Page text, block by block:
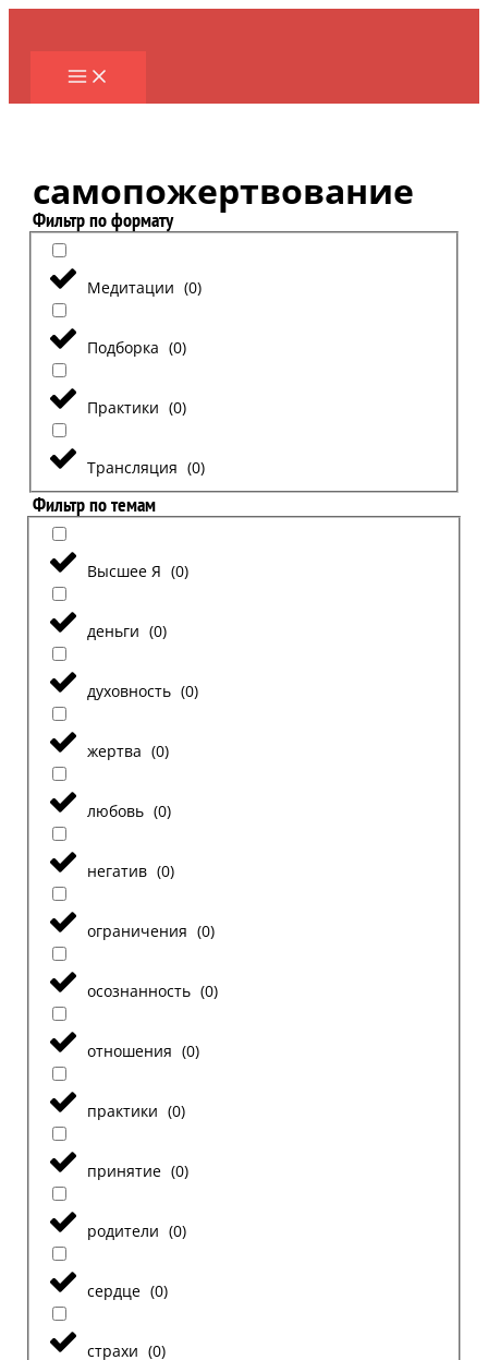
Перейти
содержимому
самопожертвование
Фильтр по формату
Медитации (0)
Подборка (0)
Практики (0)
Трансляция (0)
Фильтр по темам
Высшее Я (0)
деньги (0)
духовность (0)
жертва (0)
любовь (0)
негатив (0)
ограничения (0)
осознанность (0)
отношения (0)
практики (0)
принятие (0)
родители (0)
сердце (0)
страхи (0)